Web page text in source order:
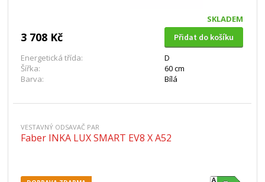
SKLADEM
3 708 Kč
Přidat do košíku
Energetická třída:
D
Šířka:
60 cm
Barva:
Bílá
VESTAVNÝ ODSAVAČ PAR
Faber INKA LUX SMART EV8 X A52